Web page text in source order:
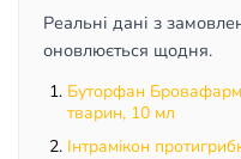
Реальні дані з
оновлюється щодня.
Буторфан
тварин, 10 мл
Інтрамікон